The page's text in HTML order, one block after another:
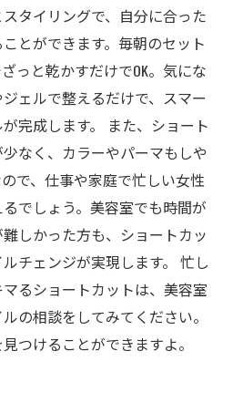
タイリングで、自分に合った
とができます。毎朝のセット
っと乾かすだけでOK。気にな
ェルで整えるだけで、スマー
完成します。 また、ショート
なく、カラーやパーマもしや
で、仕事や家庭で忙しい女性
でしょう。美容室でも時間が
しかった方も、ショートカッ
チェンジが実現します。 忙し
るショートカットは、美容室
の相談をしてみてください。
つけることができますよ。